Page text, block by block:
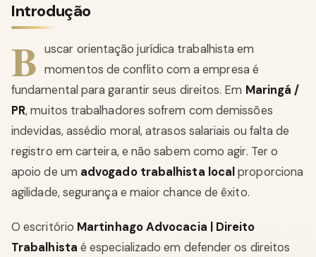
Introdução
B uscar orientação jurídica trabalhista em
momentos de conflito com a empresa é
fundamental para garantir seus direitos. Em Maringá /
PR, muitos trabalhadores sofrem com demissões
indevidas, assédio moral, atrasos salariais ou falta de
registro em carteira, e não sabem como agir. Ter o
apoio de um advogado trabalhista localproporciona
agilidade, segurança e maior chance de êxito.
O escritório Martinhago Advocacia | Direito
Trabalhista é especializado em defender os direitos